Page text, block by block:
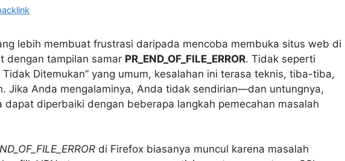
lebih membuat frustrasi daripada mencoba membuka situs web di
dengan tampilan samar PR_END_OF_FILE_ERROR. Tidak seperti
Tidak Ditemukan” yang umum, kesalahan ini terasa teknis, tiba-tiba,
Jika Anda mengalaminya, Anda tidak sendirian—dan untungnya,
dapat diperbaiki dengan beberapa langkah pemecahan masalah
di Firefox biasanya muncul karena masalah